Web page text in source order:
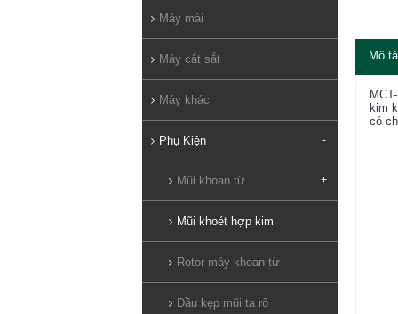
Máy mài
Máy cắt sắt
Máy khác
Phụ Kiện -
Mũi khoan từ +
Mũi khoét hợp kim
Rotor máy khoan từ
Đầu kẹp mũi ta rô
Mô tả
kim
có